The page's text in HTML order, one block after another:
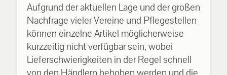
Aufgrund der aktuellen Lage und der großen
Nachfrage vieler Vereine und Pflegestellen
können einzelne Artikel möglicherweise
kurzzeitig nicht verfügbar sein, wobei
Lieferschwierigkeiten in der Regel schnell